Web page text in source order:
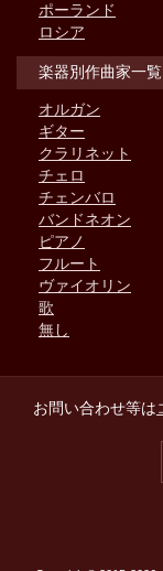
ポーランド
ロシア
楽器別作曲家一覧
オルガン
ギター
クラリネット
チェロ
チェンバロ
バンドネオン
ピアノ
フルート
ヴァイオリン
歌
無し
お問い合わせ等は